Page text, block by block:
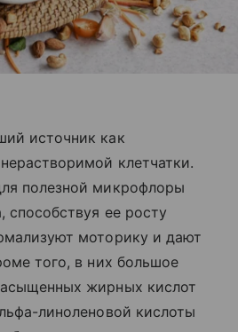
источник как
клетчатки.
полезной микрофлоры
способствуя ее росту
моторику и дают
того, в них большое
жирных кислот
линоленовой кислоты